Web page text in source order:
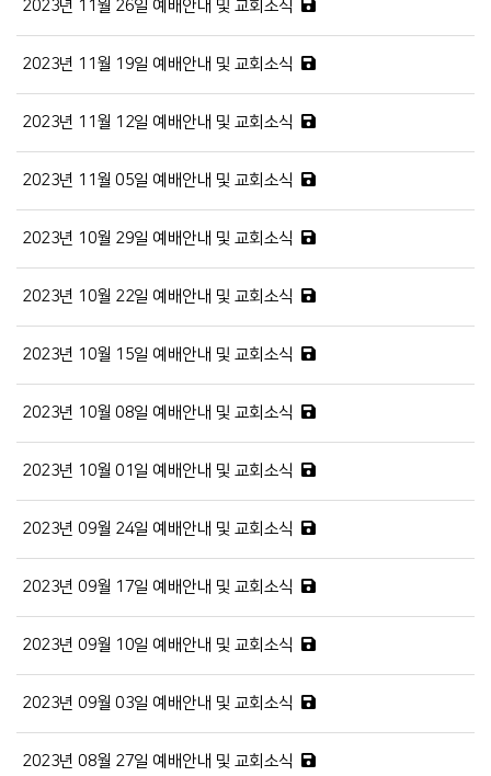
2023년 11월 26일 예배안내 및 교회소식
2023년 11월 19일 예배안내 및 교회소식
2023년 11월 12일 예배안내 및 교회소식
2023년 11월 05일 예배안내 및 교회소식
2023년 10월 29일 예배안내 및 교회소식
2023년 10월 22일 예배안내 및 교회소식
2023년 10월 15일 예배안내 및 교회소식
2023년 10월 08일 예배안내 및 교회소식
2023년 10월 01일 예배안내 및 교회소식
2023년 09월 24일 예배안내 및 교회소식
2023년 09월 17일 예배안내 및 교회소식
2023년 09월 10일 예배안내 및 교회소식
2023년 09월 03일 예배안내 및 교회소식
2023년 08월 27일 예배안내 및 교회소식